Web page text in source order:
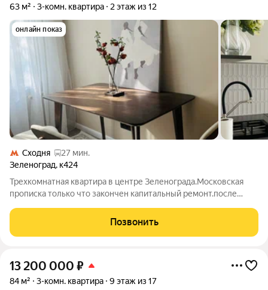
63 м² 3-комн. квартира 2 этаж из 12
онлайн показ
Сходня
27 мин.
Зеленоград, к424
Трехкомнатная квартира в центре Зеленограда.Московская
прописка только что закончен капитальный ремонт.после
количеством мест хранения и возможностью разместить
дополнительные шкафы в каждой
Позвонить
13 200 000 ₽
84 м² 3-комн. квартира 9 этаж из 17